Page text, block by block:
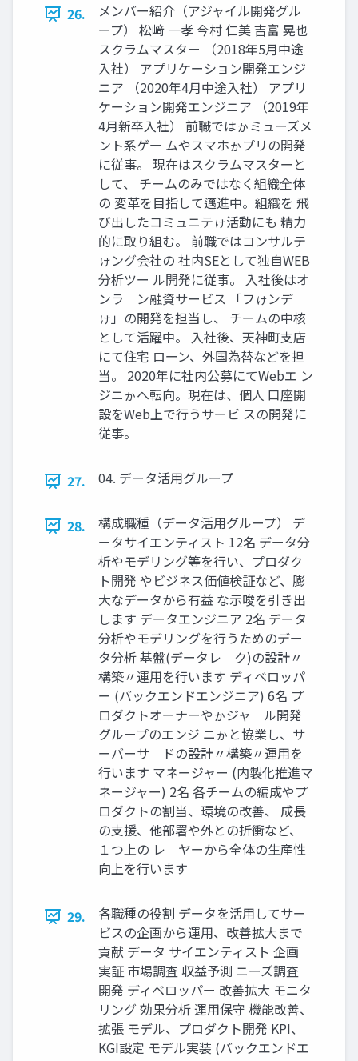
26.
メンバー紹介（アジャイル開発グル
ープ） 松﨑 一孝 今村 仁美 吉富 晃也
スクラムマスター （2018年5月中途
入社） アプリケーション開発エンジ
ニア （2020年4月中途入社） アプリ
ケーション開発エンジニア （2019年
4月新卒入社） 前職ではゕミューズメ
ント系ゲー ムやスマホゕプリの開発
に従事。 現在はスクラムマスターと
して、 チームのみではなく組織全体
の 変革を目指して邁進中。組織を 飛
び出したコミュニテゖ活動にも 精力
的に取り組む。 前職ではコンサルテ
ゖング会社の 社内SEとして独自WEB
分析ツー ル開発に従事。 入社後はオ
ンラ゗ン融資サービス 「フゖンデ
ゖ」の開発を担当し、 チームの中核
として活躍中。 入社後、天神町支店
にて住宅 ローン、外国為替などを担
当。 2020年に社内公募にてWebエ ン
ジニゕへ転向。現在は、個人 口座開
設をWeb上で行うサービ スの開発に
従事。
27. 04. データ活用グループ
28.
構成職種（データ活用グループ） デ
ータサイエンティスト 12名 データ分
析やモデリング等を行い、プロダク
ト開発 やビジネス価値検証など、膨
大なデータから有益 な示唆を引き出
します データエンジニア 2名 データ
分析やモデリングを行うためのデー
タ分析 基盤(データレ゗ク)の設計〃
構築〃運用を行います ディベロッパ
ー (バックエンドエンジニア) 6名 プ
ロダクトオーナーやゕジャ゗ル開発
グループのエンジ ニゕと協業し、サ
ーバーサ゗ドの設計〃構築〃運用を
行います マネージャー (内製化推進マ
ネージャー) 2名 各チームの編成やプ
ロダクトの割当、環境の改善、 成長
の支援、他部署や外との折衝など、
１つ上の レ゗ヤーから全体の生産性
向上を行います
29.
各職種の役割 データを活用してサー
ビスの企画から運用、改善拡大まで
貢献 データ サイエンティスト 企画
実証 市場調査 収益予測 ニーズ調査
開発 ディベロッパー 改善拡大 モニタ
リング 効果分析 運用保守 機能改善、
拡張 モデル、プロダクト開発 KPI、
KGI設定 モデル実装 (バックエンドエ